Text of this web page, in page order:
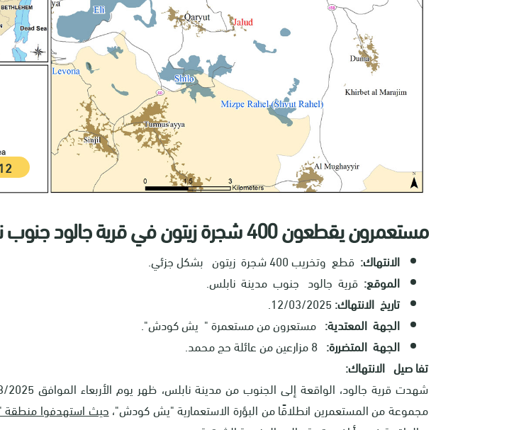
مستعمرون يقطعون 400 شجرة زيتون في قرية جالود جنوب نابلس
الانتهاك: قطع وتخريب 400 شجرة زيتون بشكل جزئي.
الموقع: قرية جالود جنوب مدينة نابلس.
تاريخ الانتهاك:12/03/2025.
الجهة المعتدية: مستعرون من مستعمرة " يش كودش".
الجهة المتضررة: 8 مزارعين من عائلة حج محمد.
تفا صيل الانتهاك:
مجموعة من المستعمرين انطلاقًا من البؤرة الاستعمارية "يش كودش"،